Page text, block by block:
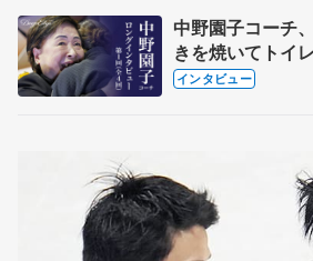
中野園子コーチ
きを焼いてトイ
も通用するとい
インタビュー